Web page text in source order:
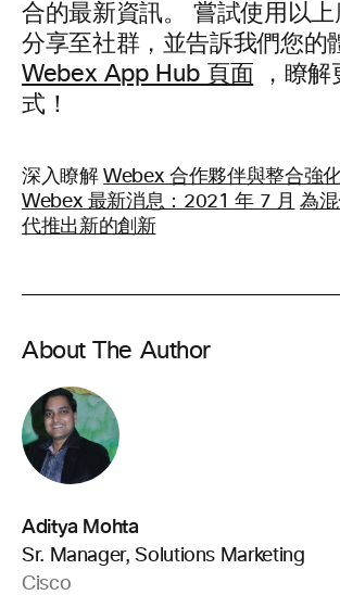
合的最新資訊。 嘗試使用以上
分享至社群，並告訴我們您的
Webex App Hub 頁面 ，瞭解
式！
深入瞭解 Webex 合作夥伴與整合強
Webex 最新消息：2021 年 7 月 為
代推出新的創新
About The Author
Aditya Mohta
Sr. Manager, Solutions Marketing
Cisco